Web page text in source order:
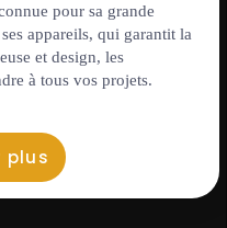
pour sa grande
appareils, qui garantit la
et design, les
à tous vos projets.
plus